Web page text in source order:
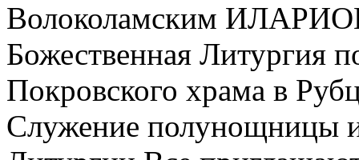
Волоколамским
Божественная Литургия
Покровского храма в
Служение полунощницы и